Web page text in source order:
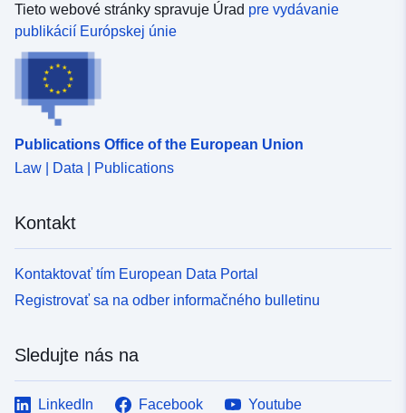
Tieto webové stránky spravuje Úrad pre vydávanie
publikácií Európskej únie
Publications Office of the European Union
Law | Data | Publications
Kontakt
Kontaktovať tím European Data Portal
Registrovať sa na odber informačného bulletinu
Sledujte nás na
LinkedIn Facebook
Youtube